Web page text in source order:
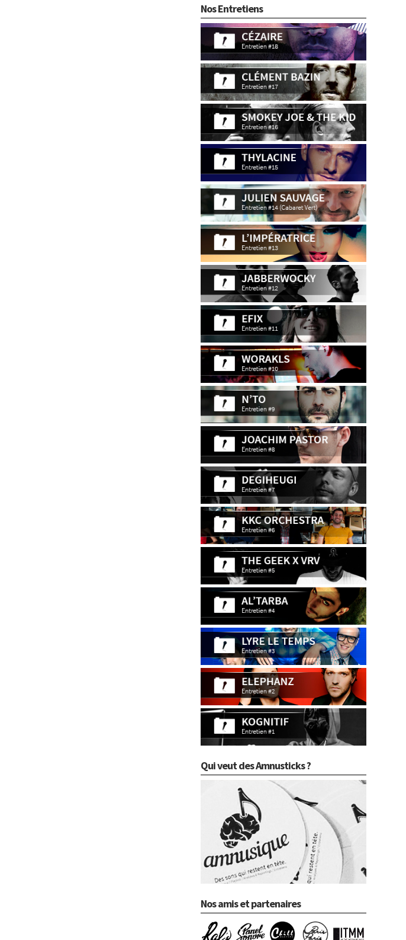
Nos Entretiens
Qui veut des Amnusticks ?
Nos amis et partenaires